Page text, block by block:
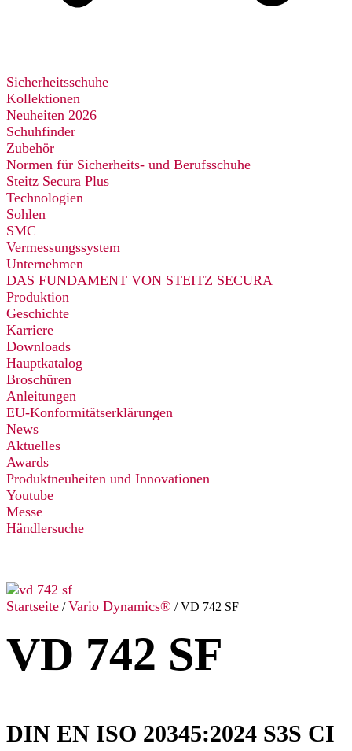
Sicherheitsschuhe
Kollektionen
Neuheiten 2026
Schuhfinder
Zubehör
Normen für Sicherheits- und Berufsschuhe
Steitz Secura Plus
Technologien
Sohlen
SMC
Vermessungssystem
Unternehmen
DAS FUNDAMENT VON STEITZ SECURA
Produktion
Geschichte
Karriere
Downloads
Hauptkatalog
Broschüren
Anleitungen
EU-Konformitätserklärungen
News
Aktuelles
Awards
Produktneuheiten und Innovationen
Youtube
Messe
Händlersuche
Startseite /Vario Dynamics® / VD 742 SF
VD 742 SF
DIN EN ISO 20345:2024 S3S CI